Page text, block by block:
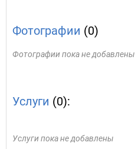
Фотографии (0)
Фотографии пока не добавлены
Услуги (0):
Услуги пока не добавлены